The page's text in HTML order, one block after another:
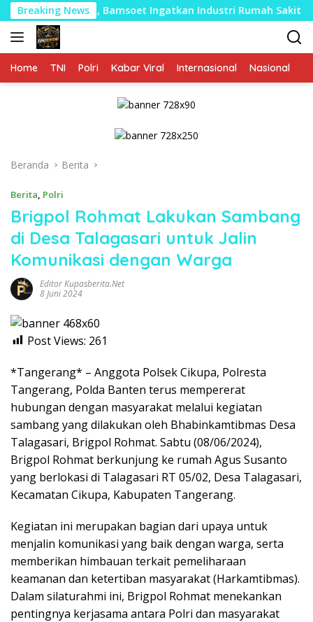
Langsung
ke
konten
Breaking News
, Bamsoet Ingatkan Industri Rumah Sakit Harus
Home TNI Polri Kabar Viral Internasional Nasional
Beranda Berita
Berita Polri
Brigpol Rohmat Lakukan Sambang
di Desa Talagasari untuk Jalin
Komunikasi dengan Warga
Editor Kupasberita.net
8 Juni 2024
Post Views: 261
*Tangerang* – Anggota Polsek Cikupa, Polresta
Tangerang, Polda Banten terus mempererat
hubungan dengan masyarakat melalui kegiatan
sambang yang dilakukan oleh Bhabinkamtibmas Desa
Talagasari, Brigpol Rohmat. Sabtu (08/06/2024),
Brigpol Rohmat berkunjung ke rumah Agus Susanto
yang berlokasi di Talagasari RT 05/02, Desa Talagasari,
Kecamatan Cikupa, Kabupaten Tangerang.
Kegiatan ini merupakan bagian dari upaya untuk
menjalin komunikasi yang baik dengan warga, serta
memberikan himbauan terkait pemeliharaan
keamanan dan ketertiban masyarakat (Harkamtibmas).
Dalam silaturahmi ini, Brigpol Rohmat menekankan
pentingnya kerjasama antara Polri dan masyarakat